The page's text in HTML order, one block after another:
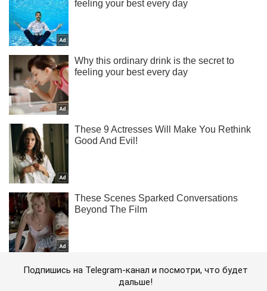
Подпишись на Telegram-канал и посмотри, что будет
дальше!